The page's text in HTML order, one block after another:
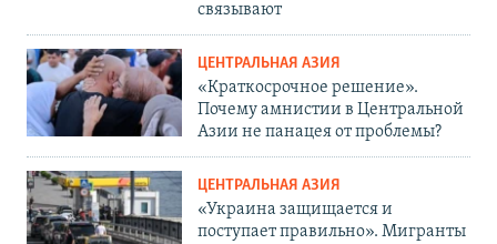
связывают
ЦЕНТРАЛЬНАЯ АЗИЯ
«Краткосрочное решение».
Почему амнистии в Центральной
Азии не панацея от проблемы?
ЦЕНТРАЛЬНАЯ АЗИЯ
«Украина защищается и
поступает правильно». Мигранты